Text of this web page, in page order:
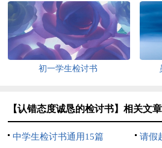
初一学生检讨书
【认错态度诚恳的检讨书】相关文章
中学生检讨书通用15篇
请假